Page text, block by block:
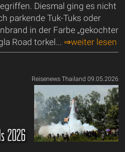
Diesmal ging es nicht
parkende Tuk-Tuks oder
in der Farbe „gekochter
Road torkel... ⇒weiter lesen
Reisenews Thailand 09.05.2026
2026